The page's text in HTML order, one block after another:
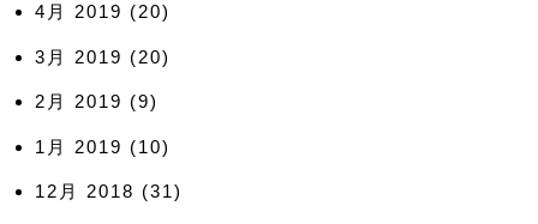
4月 2019 (20)
3月 2019 (20)
2月 2019 (9)
1月 2019 (10)
12月 2018 (31)